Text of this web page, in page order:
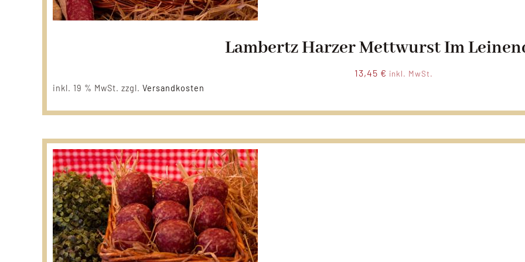
Lambertz Harzer Mettwurst Im
13,45 € inkl. MwSt.
inkl. 19 % MwSt. zzgl. Versandkosten